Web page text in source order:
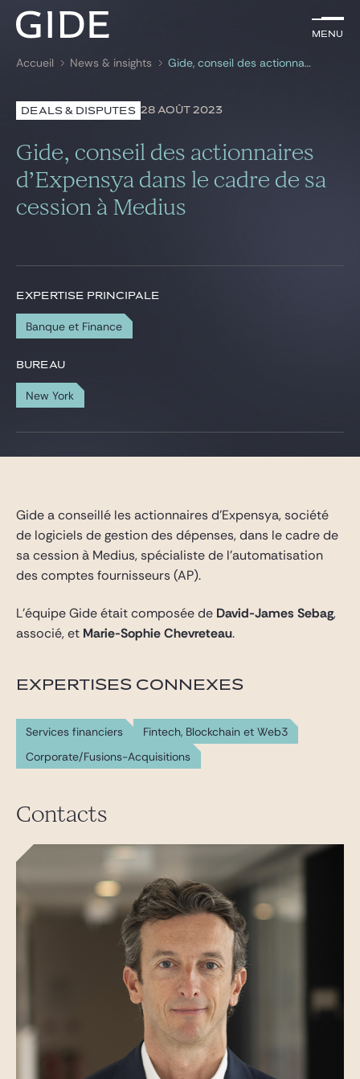
Menu
Rechercher par mots-clés
Menu
Avocats
Expertises
Global
Carrière
Gide Pro Bono et RSE
Blog Real Estate
Accueil News & insights Gide, conseil des actionnaires d’Expensya dans le cadre de sa cession à Medius
DEALS & DISPUTES 28 AOÛT 2023
Gide, conseil des actionnaires
d’Expensya dans le cadre de sa
cession à Medius
EXPERTISE PRINCIPALE
Banque et Finance
BUREAU
New York
Gide a conseillé les actionnaires d’Expensya, société
de logiciels de gestion des dépenses, dans le cadre de
sa cession à Medius, spécialiste de l’automatisation
des comptes fournisseurs (AP).
L’équipe Gide était composée de David-James Sebag,
associé, et Marie-Sophie Chevreteau.
EXPERTISES CONNEXES
Services financiers
Fintech, Blockchain et Web3
Corporate/Fusions-Acquisitions
Contacts